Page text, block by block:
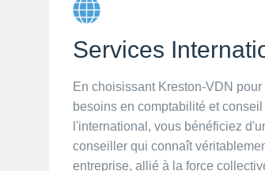
Services
En choisissant Kreston-VDN pour
besoins en comptabilité et conseil
l'international, vous bénéficiez
conseiller qui connaît
entreprise, allié à la force